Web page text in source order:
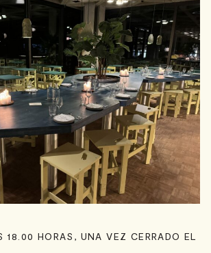
18.00 HORAS, UNA VEZ CERRADO EL